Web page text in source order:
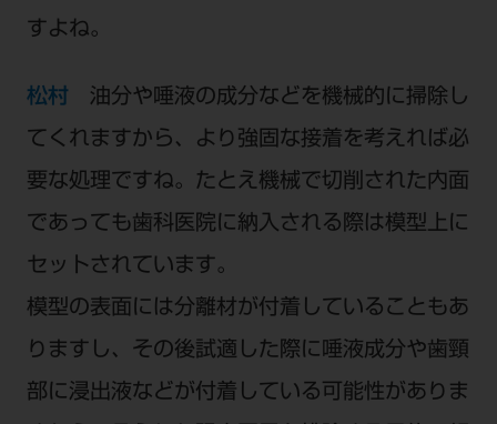
すよね。
松村 油分や唾液の成分などを機械的に掃除し
てくれますから、より強固な接着を考えれば必
要な処理ですね。たとえ機械で切削された内面
であっても歯科医院に納入される際は模型上に
セットされています。
模型の表面には分離材が付着していることもあ
りますし、その後試適した際に唾液成分や歯頸
部に浸出液などが付着している可能性がありま